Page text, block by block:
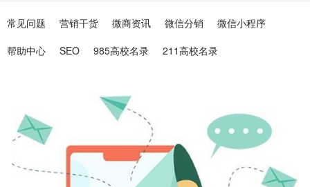
常见问题 营销干货 微商资讯 微信分销
微信小程序
帮助中心
SEO 985高校名录 211高校名录